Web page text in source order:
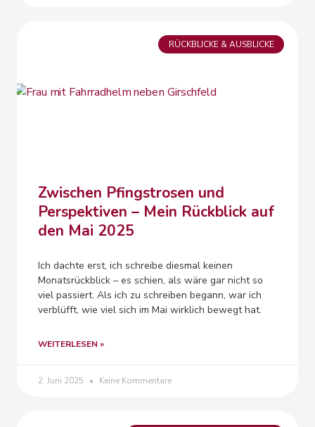
RÜCKBLICKE & AUSBLICKE
Zwischen Pfingstrosen und
Perspektiven – Mein Rückblick auf
den Mai 2025
Ich dachte erst, ich schreibe diesmal keinen
Monatsrückblick – es schien, als wäre gar nicht so
viel passiert. Als ich zu schreiben begann, war ich
verblüfft, wie viel sich im Mai wirklich bewegt hat.
WEITERLESEN »
2. Juni 2025 Keine Kommentare